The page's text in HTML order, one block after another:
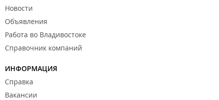
Новости
Объявления
Работа во Владивостоке
Справочник компаний
ИНФОРМАЦИЯ
Справка
Вакансии